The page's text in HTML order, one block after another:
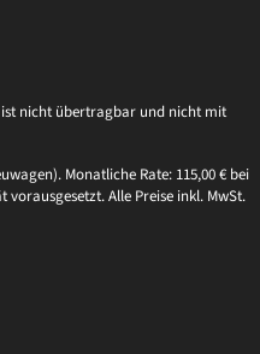
ist nicht übertragbar und nicht mit
Monatliche Rate: 115,00 € bei
vorausgesetzt. Alle Preise inkl. MwSt.